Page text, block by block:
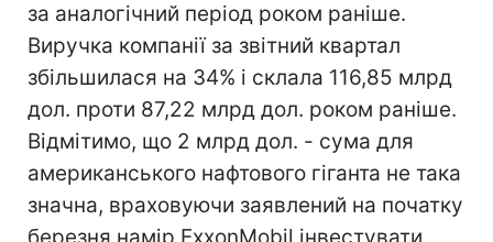
за аналогічний період роком раніше.
Виручка компанії за звітний квартал
збільшилася на 34% і склала 116,85 млрд
дол. проти 87,22 млрд дол. роком раніше.
Відмітимо, що 2 млрд дол. - сума для
американського нафтового гіганта не така
значна, враховуючи заявлений на початку